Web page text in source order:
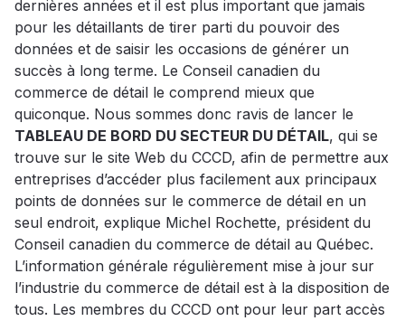
dernières années et il est plus important que jamais
pour les détaillants de tirer parti du pouvoir des
données et de saisir les occasions de générer un
succès à long terme. Le Conseil canadien du
commerce de détail le comprend mieux que
quiconque. Nous sommes donc ravis de lancer le
TABLEAU DE BORD DU SECTEUR DU DÉTAIL, qui se
trouve sur le site Web du CCCD, afin de permettre aux
entreprises d’accéder plus facilement aux principaux
points de données sur le commerce de détail en un
seul endroit, explique Michel Rochette, président du
Conseil canadien du commerce de détail au Québec.
L’information générale régulièrement mise à jour sur
l’industrie du commerce de détail est à la disposition de
tous. Les membres du CCCD ont pour leur part accès